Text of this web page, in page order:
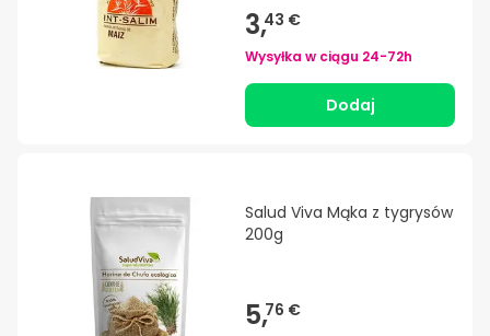
3,43 €
Wysyłka w ciągu 24-72h
Dodaj
Salud Viva Mąka z tygrysów
200g
5,76 €